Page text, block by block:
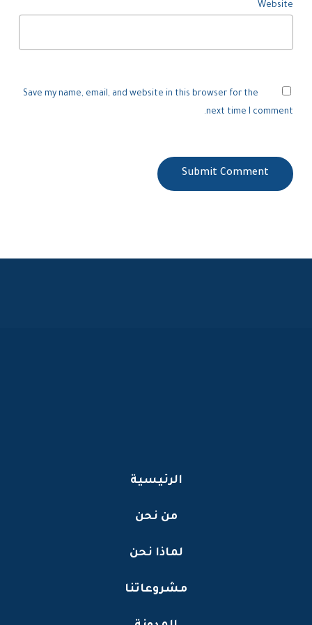
Website
Save my name, email, and website in this browser for the
next time I comment.
الرئيسية
من نحن
لماذا نحن
مشروعاتنا